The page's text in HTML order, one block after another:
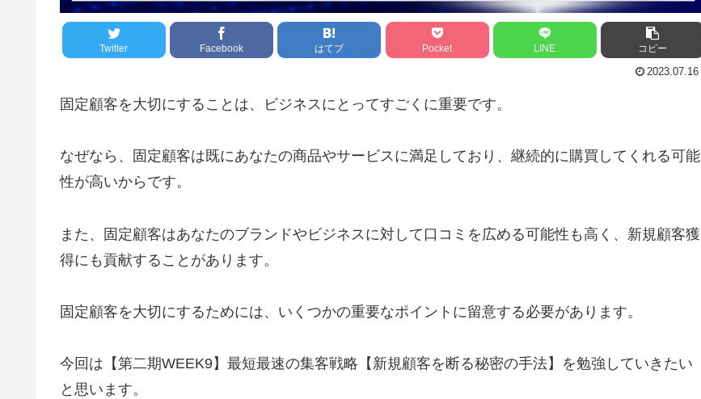
Twitter Facebook はてブ Pocket LINE コピー
2023.07.16
固定顧客を大切にすることは、ビジネスにとってすごくに重要です。
なぜなら、固定顧客は既にあなたの商品やサービスに満足しており、継続的に購買してくれる可能
性が高いからです。
また、固定顧客はあなたのブランドやビジネスに対して口コミを広める可能性も高く、新規顧客獲
得にも貢献することがあります。
固定顧客を大切にするためには、いくつかの重要なポイントに留意する必要があります。
今回は【第二期WEEK9】最短最速の集客戦略【新規顧客を断る秘密の手法】を勉強していきたい
と思います。